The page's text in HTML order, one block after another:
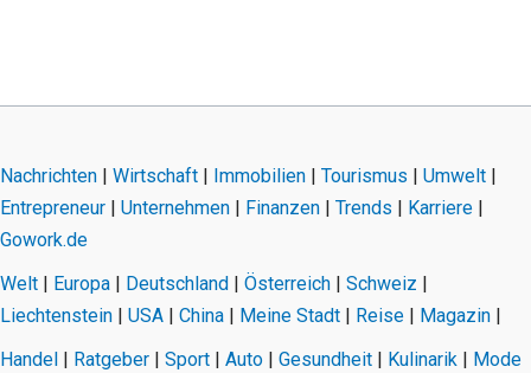
Nachrichten Wirtschaft Immobilien Tourismus Umwelt
Entrepreneur
Unternehmen Finanzen Trends Karriere
Gowork.de
Welt
Europa Deutschland Österreich Schweiz
Liechtenstein
USA China Meine Stadt Reise Magazin
Handel
Ratgeber Sport Auto Gesundheit Kulinarik
Mode